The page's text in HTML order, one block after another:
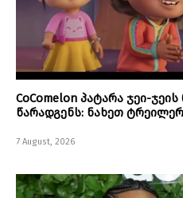
CoComelon პატარა ჯეი-
წარადგენს: ნახეთ
7 August, 2026